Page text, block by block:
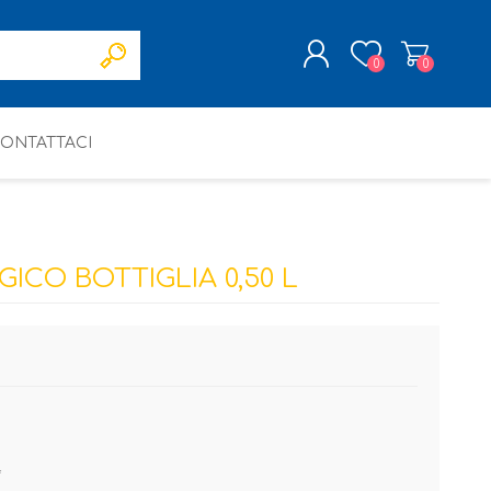
0 0
BOTTIGLIA 0,50 L